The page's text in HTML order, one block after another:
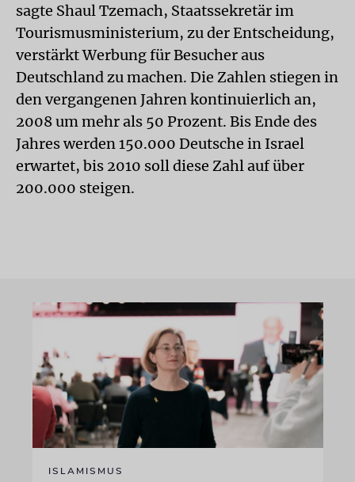
sagte Shaul Tzemach, Staatssekretär im
Tourismusministerium, zu der Entscheidung,
verstärkt Werbung für Besucher aus
Deutschland zu machen. Die Zahlen stiegen in
den vergangenen Jahren kontinuierlich an,
2008 um mehr als 50 Prozent. Bis Ende des
Jahres werden 150.000 Deutsche in Israel
erwartet, bis 2010 soll diese Zahl auf über
200.000 steigen.
ISLAMISMUS